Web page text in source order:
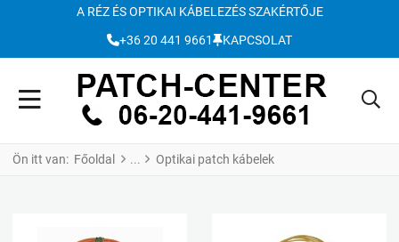
A RÉZ ÉS OPTIKAI KÁBELEZÉS SZAKÉRTŐJE
+36 20 441 9661 KAPCSOLAT
Ön itt van: Főoldal Optikai patch kábelek